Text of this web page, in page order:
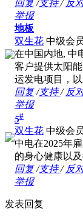
回复/支持/ 反
举报
地板
双生花 中级会
在中国内地, 中
客户提供太阳
运发电项目，
回复/支持/ 反
举报
5#
双生花 中级会
中电在2025年
的身心健康以及
回复/支持/ 反
举报
发表回复